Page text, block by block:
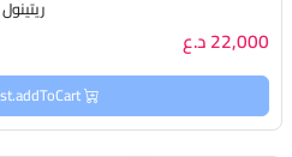
ريتينول
22,000 د.ع
productList.addToCart